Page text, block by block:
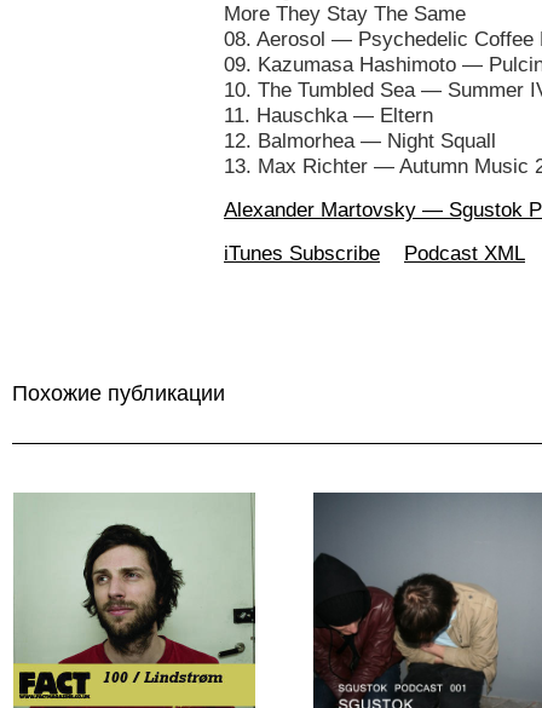
More They Stay The Same
08. Aerosol — Psychedelic Coffee
09. Kazumasa Hashimoto —
10. The Tumbled Sea — Summer
11. Hauschka — Eltern
12. Balmorhea — Night Squall
13. Max Richter — Autumn Music
Alexander Martovsky — Sgustok
iTunes Subscribe
Podcast XML
Похожие публикации